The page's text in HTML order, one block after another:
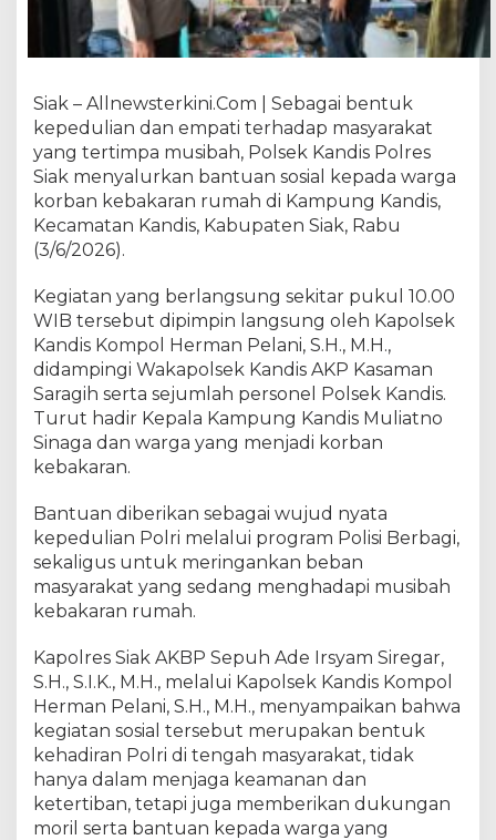
n
B
a
t
u
n
k
e
p
a
K
o
r
b
a
K
e
a
k
a
r
a
R
u
m
h
d
i
K
a
Siak – Allnewsterkini.Com | Sebagai bentuk
kepedulian dan empati terhadap masyarakat
yang tertimpa musibah, Polsek Kandis Polres
Siak menyalurkan bantuan sosial kepada warga
korban kebakaran rumah di Kampung Kandis,
Kecamatan Kandis, Kabupaten Siak, Rabu
(3/6/2026).
Kegiatan yang berlangsung sekitar pukul 10.00
WIB tersebut dipimpin langsung oleh Kapolsek
Kandis Kompol Herman Pelani, S.H., M.H.,
didampingi Wakapolsek Kandis AKP Kasaman
Saragih serta sejumlah personel Polsek Kandis.
Turut hadir Kepala Kampung Kandis Muliatno
Sinaga dan warga yang menjadi korban
kebakaran.
Bantuan diberikan sebagai wujud nyata
kepedulian Polri melalui program Polisi Berbagi,
sekaligus untuk meringankan beban
masyarakat yang sedang menghadapi musibah
kebakaran rumah.
Kapolres Siak AKBP Sepuh Ade Irsyam Siregar,
S.H., S.I.K., M.H., melalui Kapolsek Kandis Kompol
Herman Pelani, S.H., M.H., menyampaikan bahwa
kegiatan sosial tersebut merupakan bentuk
kehadiran Polri di tengah masyarakat, tidak
hanya dalam menjaga keamanan dan
ketertiban, tetapi juga memberikan dukungan
moril serta bantuan kepada warga yang